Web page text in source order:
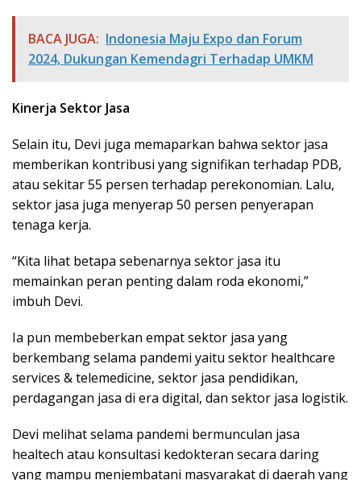
BACA JUGA: Indonesia Maju Expo dan Forum
2024, Dukungan Kemendagri Terhadap UMKM
Kinerja Sektor Jasa
Selain itu, Devi juga memaparkan bahwa sektor jasa
memberikan kontribusi yang signifikan terhadap PDB,
atau sekitar 55 persen terhadap perekonomian. Lalu,
sektor jasa juga menyerap 50 persen penyerapan
tenaga kerja.
“Kita lihat betapa sebenarnya sektor jasa itu
memainkan peran penting dalam roda ekonomi,”
imbuh Devi.
Ia pun membeberkan empat sektor jasa yang
berkembang selama pandemi yaitu sektor healthcare
services & telemedicine, sektor jasa pendidikan,
perdagangan jasa di era digital, dan sektor jasa logistik.
Devi melihat selama pandemi bermunculan jasa
healtech atau konsultasi kedokteran secara daring
yang mampu menjembatani masyarakat di daerah yang